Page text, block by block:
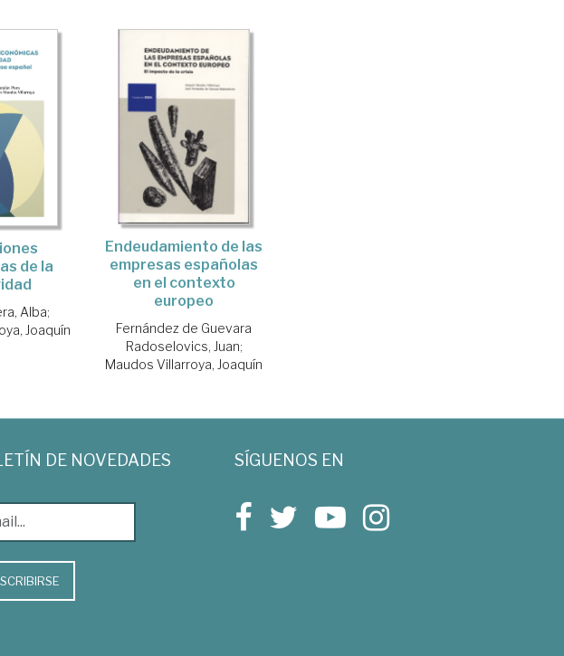
de la
Alba;
Joaquín
Endeudamiento de las
empresas españolas
en el contexto
europeo
Fernández de Guevara
Radoselovics, Juan;
Maudos Villarroya, Joaquín
DE NOVEDADES SÍGUENOS EN